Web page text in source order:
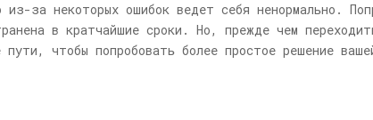
за некоторых ошибок ведет себя ненормально.
в кратчайшие сроки. Но, прежде чем
чтобы попробовать более простое решение